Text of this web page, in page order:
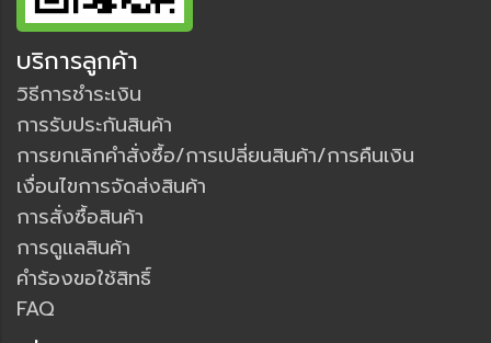
บริการลูกค้า
วิธีการชำระเงิน
การรับประกันสินค้า
การยกเลิกคำสั่งซื้อ/การเปลี่ยนสินค้า/การคืนเงิน
เงื่อนไขการจัดส่งสินค้า
การสั่งซื้อสินค้า
การดูแลสินค้า
คำร้องขอใช้สิทธิ์
FAQ